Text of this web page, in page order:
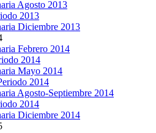
Agosto 2013
2013
Diciembre 2013
Febrero 2014
2014
Mayo 2014
2014
Agosto-Septiembre 2014
2014
Diciembre 2014